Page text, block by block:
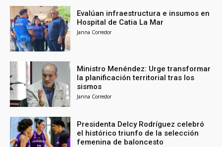
Evalúan infraestructura e insumos en
Hospital de Catia La Mar
Janna Corredor
Ministro Menéndez: Urge transformar
la planificación territorial tras los
sismos
Janna Corredor
Presidenta Delcy Rodríguez celebró
el histórico triunfo de la selección
femenina de baloncesto